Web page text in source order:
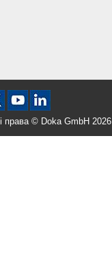
права © Doka GmbH 2026